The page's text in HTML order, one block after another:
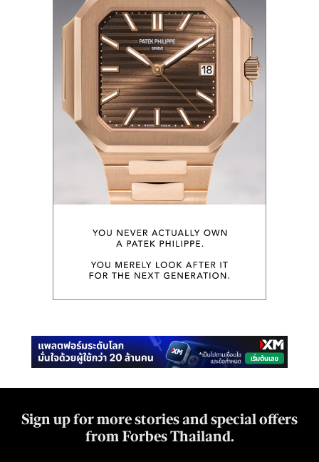
Sign up for more stories and special offers
from Forbes Thailand.